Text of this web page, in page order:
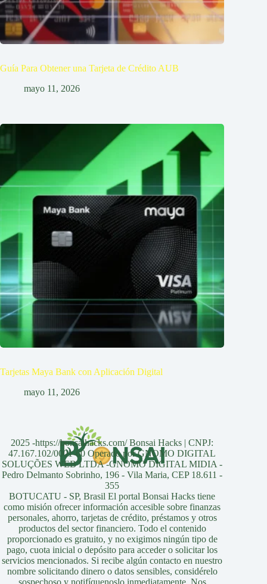
Guía Para Obtener una Tarjeta de Crédito AUB
mayo 11, 2026
Tarjetas Maya Bank con Aplicación Digital
mayo 11, 2026
2025 -https://bonsaihacks.com/ Bonsai Hacks | CNPJ:
47.167.102/0001-60 Operado por GNOMO DIGITAL
SOLUÇÕES WEB LTDA -GNOMO DIGITAL MIDIA -
Pedro Delmanto Sobrinho, 196 - Vila Maria, CEP 18.611 -
355
BOTUCATU - SP, Brasil El portal Bonsai Hacks tiene
como misión ofrecer información accesible sobre finanzas
personales, ahorro, tarjetas de crédito, préstamos y otros
productos del sector financiero. Todo el contenido
proporcionado es gratuito, y no exigimos ningún tipo de
pago, cuota inicial o depósito para acceder o solicitar los
servicios mencionados. Si recibe algún contacto en nuestro
nombre solicitando dinero o datos sensibles, considérelo